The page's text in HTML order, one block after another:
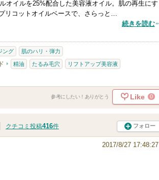
オイルを25%配合した美容液オイル。肌の再生にす
リコットオイルベースで、さらっと…
続きを読む
ング 肌のハリ・弾力
精油 たるみ毛穴 リフトアップ美容液
参考にしたい！ありがとう Like 0
クチコミ投稿416件 フォロー
2017/8/27 17:48:27